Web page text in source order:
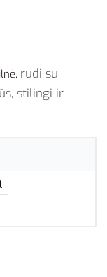
rudi su
stilingi ir